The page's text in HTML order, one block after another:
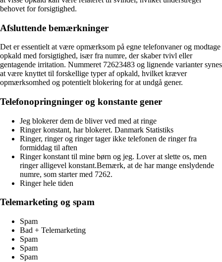
behovet for forsigtighed.
Afsluttende bemærkninger
Det er essentielt at være opmærksom på egne telefonvaner og modtage
opkald med forsigtighed, især fra numre, der skaber tvivl eller
gentagende irritation. Nummeret 72623483 og lignende varianter synes
at være knyttet til forskellige typer af opkald, hvilket kræver
opmærksomhed og potentielt blokering for at undgå gener.
Telefonopringninger og konstante gener
Jeg blokerer dem de bliver ved med at ringe
Ringer konstant, har blokeret. Danmark Statistiks
Ringer, ringer og ringer tager ikke telefonen de ringer fra
formiddag til aften
Ringer konstant til mine børn og jeg. Lover at slette os, men
ringer alligevel konstant.Bemærk, at de har mange enslydende
numre, som starter med 7262.
Ringer hele tiden
Telemarketing og spam
Spam
Bad + Telemarketing
Spam
Spam
Spam